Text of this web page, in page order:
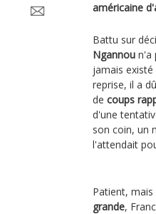
américaine
Battu sur
Ngannou n'a
jamais
reprise, il a
de coups
d'une
son coin, un
l'attendait
Patient,
grande,